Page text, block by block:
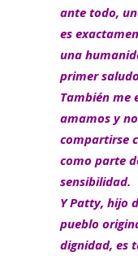
ante todo,
es
una
primer
También me
amamos y
compartirse
como parte
sensibilidad.
Y Patty, hijo
pueblo
dignidad, es